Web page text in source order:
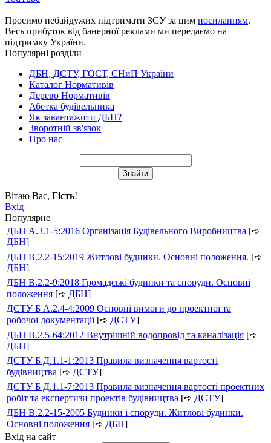
Просимо небайдужих підтримати ЗСУ за цим посиланням.
Весь прибуток від банерної реклами ми передаємо на
підтримку України.
Популярні розділи
ДБН, ДСТУ, ГОСТ, СНиП України
Каталог Нормативів
Дерево Нормативів
Абетка будівельника
Як завантажити ДБН?
Зворотній зв'язок
Про нас
Вітаю Вас, Гість!
Вхід
Популярне
ДБН А.3.1-5:2016 Організація Будівельного Виробництва [➪
ДБН]
ДБН В.2.2-15:2019 Житлові будинки. Основні положення. [➪
ДБН]
ДБН В.2.2-9:2018 Громадські будинки та споруди. Основні
положення [➪ ДБН]
ДСТУ Б А.2.4-4:2009 Основні вимоги до проектної та
робочої документації[➪ ДСТУ]
ДБН В.2.5-64:2012 Внутрішній водопровід та каналізація [➪
ДБН]
ДСТУ Б Д.1.1-1:2013 Правила визначення вартості
будівництва [➪ ДСТУ]
ДСТУ Б Д.1.1-7:2013 Правила визначення вартості проектних
робіт та експертизи проектів будівництва [➪ ДСТУ]
ДБН В.2.2-15-2005 Будинки і споруди. Житлові будинки.
Основні положення [➪ ДБН]
Вхід на сайт